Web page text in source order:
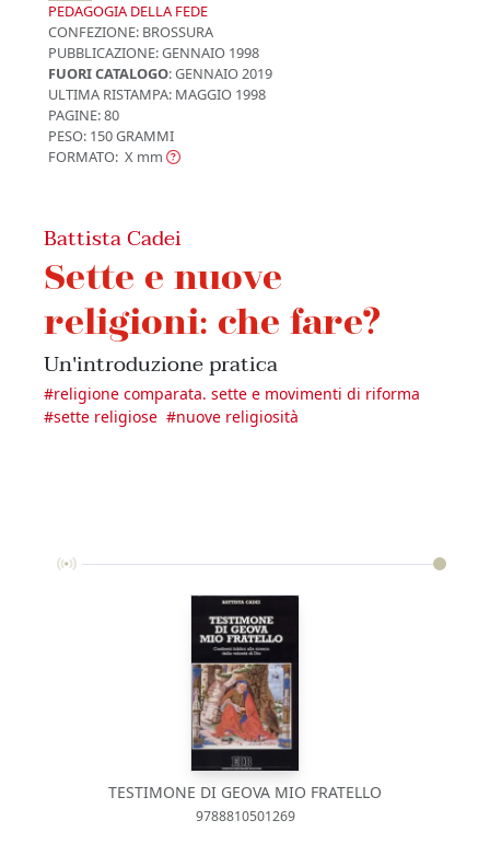
PEDAGOGIA DELLA FEDE
CONFEZIONE: BROSSURA
PUBBLICAZIONE:GENNAIO 1998
FUORI CATALOGO: GENNAIO 2019
ULTIMA RISTAMPA: MAGGIO 1998
PAGINE: 80
PESO: 150 GRAMMI
FORMATO: X mm
Battista Cadei
Sette e nuove
religioni: che fare?
Un'introduzione pratica
#religione comparata. sette e movimenti di riforma
#sette religiose #nuove religiosità
TESTIMONE DI GEOVA MIO FRATELLO
9788810501269